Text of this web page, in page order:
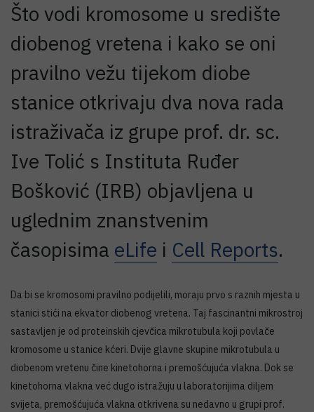
Što vodi kromosome u središte
diobenog vretena i kako se oni
pravilno vežu tijekom diobe
stanice otkrivaju dva nova rada
istraživača iz grupe prof. dr. sc.
Ive Tolić s Instituta Ruđer
Bošković (IRB) objavljena u
uglednim znanstvenim
časopisima eLife i Cell Reports.
Da bi se kromosomi pravilno podijelili, moraju prvo s raznih mjesta u
stanici stići na ekvator diobenog vretena. Taj fascinantni mikrostroj
sastavljen je od proteinskih cjevčica mikrotubula koji povlače
kromosome u stanice kćeri. Dvije glavne skupine mikrotubula u
diobenom vretenu čine kinetohorna i premošćujuća vlakna. Dok se
kinetohorna vlakna već dugo istražuju u laboratorijima diljem
svijeta, premošćujuća vlakna otkrivena su nedavno u grupi prof.